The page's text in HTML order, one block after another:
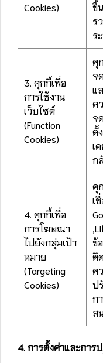
Cookies)
ขึ้
ร
ร
3. คุกกี้เพื่อ
การใช้งาน
เว็บไซต์
(Function
Cookies)
คุ
จ
แ
ค
จ
ตั้
เ
ก
4. คุกกี้เพื่อ
การโฆษณา
ไปยังกลุ่มเป้า
หมาย
(Targeting
Cookies)
คุ
เ
ข้
ติ
ค
ป
ก
ส
4. การตั้งค่าและการ